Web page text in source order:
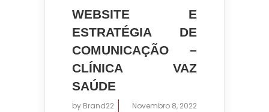
WEBSITE E
ESTRATÉGIA DE
COMUNICAÇÃO –
CLÍNICA VAZ
SAÚDE
by Brand22 Novembro 8, 2022